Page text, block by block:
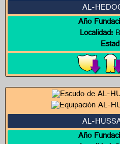
AL-
Año
Localidad:
AL-
Año